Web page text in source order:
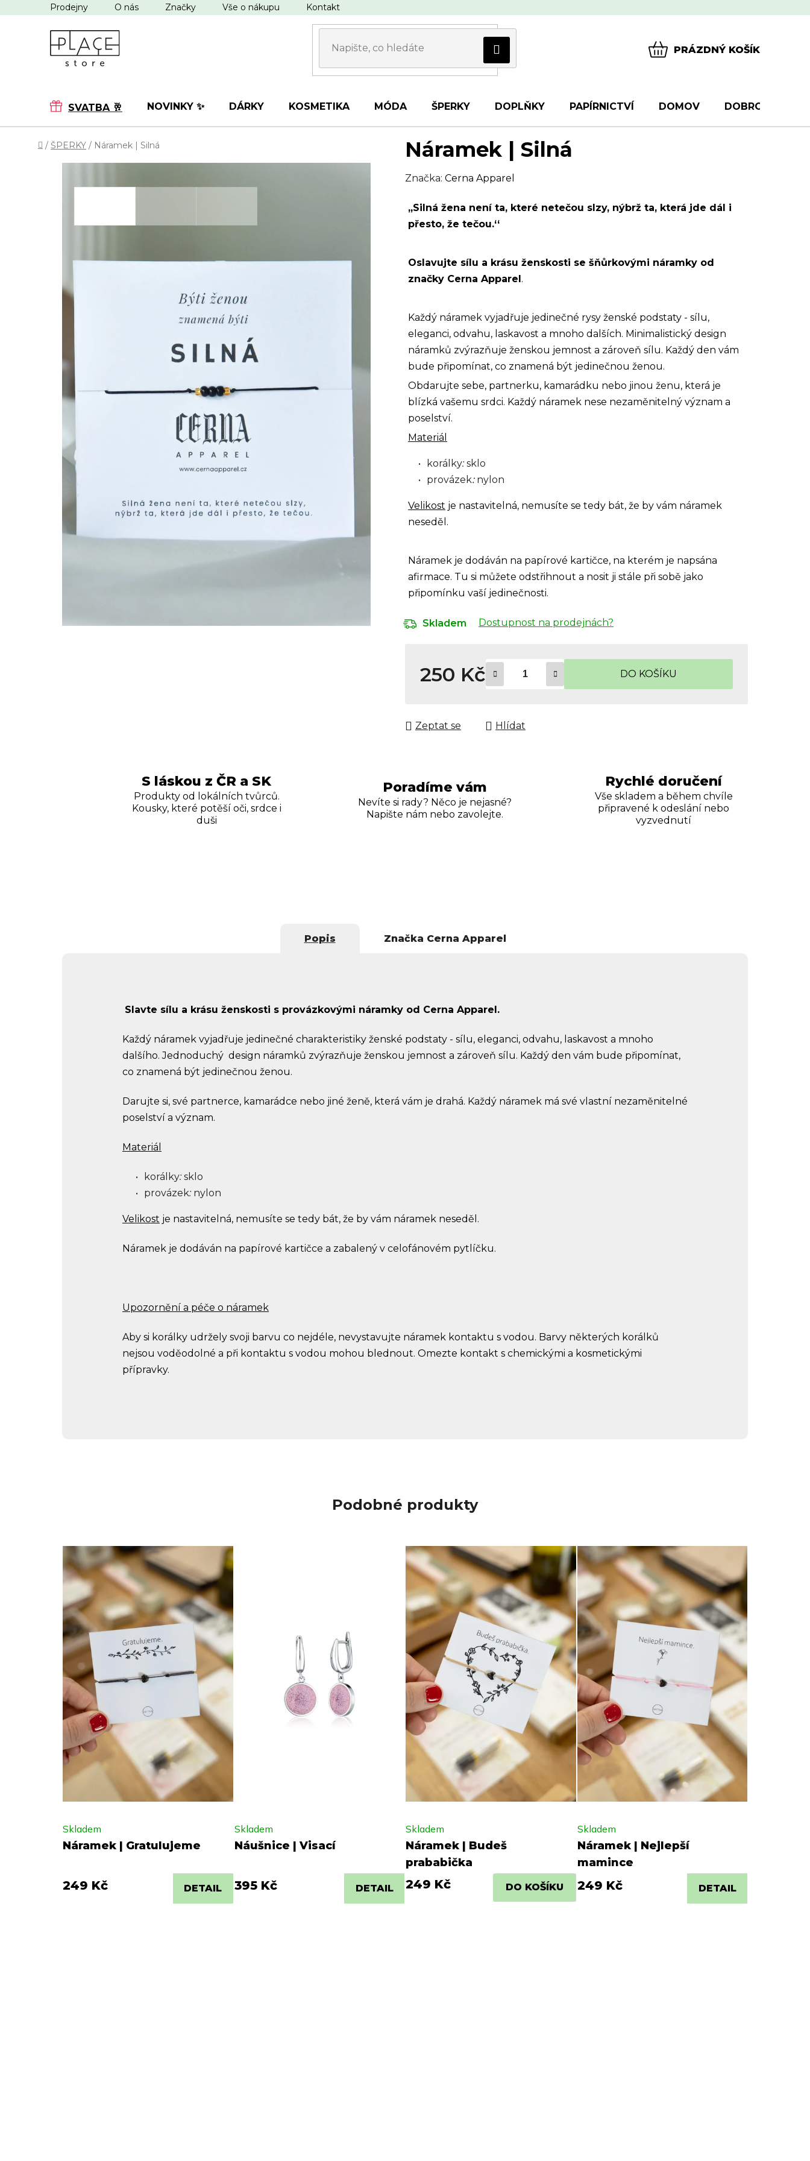
na
Prodejny O nás Značky Vše o nákupu Kontakt
PRÁZDNÝ KOŠÍK
SVATBA 🥂 NOVINKY ✨ DÁRKY KOSMETIKA MÓDA ŠPERKY DOPLŇKY PAPÍRNICTVÍ DOMOV DOBROTY
Domů
/ ŠPERKY / Náramek | Silná Náramek | Silná
Značka: Cerna Apparel
‚‚Silná žena není ta, které netečou slzy, nýbrž ta, která jde dál i
přesto, že tečou.‘‘
Oslavujte sílu a krásu ženskosti se šňůrkovými náramky od
značky Cerna Apparel .
Každý náramek vyjadřuje jedinečné rysy ženské podstaty - sílu,
eleganci, odvahu, laskavost a mnoho dalších. Minimalistický design
náramků zvýrazňuje ženskou jemnost a zároveň sílu. Každý den vám
bude připomínat, co znamená být jedinečnou ženou.
Obdarujte sebe, partnerku, kamarádku nebo jinou ženu, která je
blízká vašemu srdci. Každý náramek nese nezaměnitelný význam a
poselství.
Materiál
korálky: sklo
provázek: nylon
Velikost je nastavitelná, nemusíte se tedy bát, že by vám náramek
neseděl.
Náramek je dodáván na papírové kartičce, na kterém je napsána
afirmace. Tu si můžete odstřihnout a nosit ji stále při sobě jako
připomínku vaší jedinečnosti.
Skladem Dostupnost na prodejnách?
250 Kč DO KOŠÍKU
Zeptat se Hlídat
S láskou z ČR a SK
Produkty od lokálních tvůrců.
Kousky, které potěší oči, srdce i
duši
Poradíme vám
Nevíte si rady? Něco je nejasné?
Napište nám nebo zavolejte.
Rychlé doručení
Vše skladem a během chvíle
připravené k odeslání nebo
vyzvednutí
Popis Značka Cerna Apparel
Slavte sílu a krásu ženskosti s provázkovými náramky od Cerna Apparel.
Každý náramek vyjadřuje jedinečné charakteristiky ženské podstaty - sílu, eleganci, odvahu, laskavost a mnoho
dalšího. Jednoduchý design náramků zvýrazňuje ženskou jemnost a zároveň sílu. Každý den vám bude připomínat,
co znamená být jedinečnou ženou.
Darujte si, své partnerce, kamarádce nebo jiné ženě, která vám je drahá. Každý náramek má své vlastní nezaměnitelné
poselství a význam.
Materiál
korálky: sklo
provázek: nylon
Velikost je nastavitelná, nemusíte se tedy bát, že by vám náramek neseděl.
Náramek je dodáván na papírové kartičce a zabalený v celofánovém pytlíčku.
Upozornění a péče o náramek
Aby si korálky udržely svoji barvu co nejdéle, nevystavujte náramek kontaktu s vodou. Barvy některých korálků
nejsou voděodolné a při kontaktu s vodou mohou blednout. Omezte kontakt s chemickými a kosmetickými
přípravky.
Podobné produkty
Náramek | Gratulujeme
Skladem
249 Kč DETAIL
Náušnice | Visací
Skladem
395 Kč DETAIL
Náramek | Budeš
prababička
Skladem
249 Kč DO KOŠÍKU
Náramek | Nejlepší
mamince
Skladem
249 Kč DETAIL